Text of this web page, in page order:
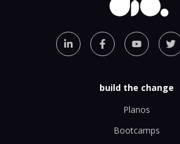
build the change
Planos
Bootcamps